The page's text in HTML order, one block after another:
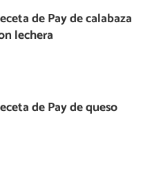
de Pay de calabaza
lechera
de Pay de queso